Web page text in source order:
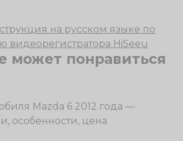
на русском языке по
видеорегистратора HiSeeu
может понравиться